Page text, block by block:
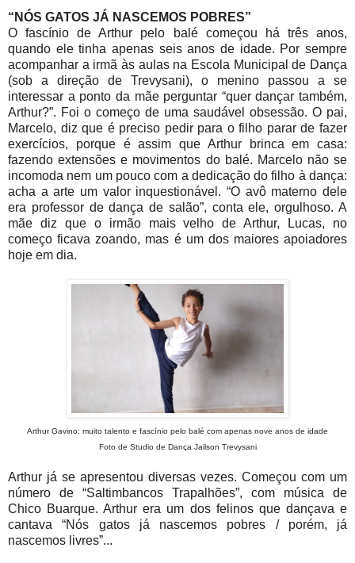
“NÓS GATOS JÁ NASCEMOS POBRES”
O fascínio de Arthur pelo balé começou há três anos,
quando ele tinha apenas seis anos de idade. Por sempre
acompanhar a irmã às aulas na Escola Municipal de Dança
(sob a direção de Trevysani), o menino passou a se
interessar a ponto da mãe perguntar “quer dançar também,
Arthur?”. Foi o começo de uma saudável obsessão. O pai,
Marcelo, diz que é preciso pedir para o filho parar de fazer
exercícios, porque é assim que Arthur brinca em casa:
fazendo extensões e movimentos do balé. Marcelo não se
incomoda nem um pouco com a dedicação do filho à dança:
acha a arte um valor inquestionável. “O avô materno dele
era professor de dança de salão”, conta ele, orgulhoso. A
mãe diz que o irmão mais velho de Arthur, Lucas, no
começo ficava zoando, mas é um dos maiores apoiadores
hoje em dia.
Arthur Gavino: muito talento e fascínio pelo balé com apenas nove anos de idade
Foto de Studio de Dança Jailson Trevysani
Arthur já se apresentou diversas vezes. Começou com um
número de “Saltimbancos Trapalhões”, com música de
Chico Buarque. Arthur era um dos felinos que dançava e
cantava “Nós gatos já nascemos pobres / porém, já
nascemos livres”...